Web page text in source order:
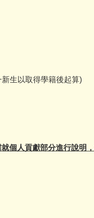
生以取得學籍後起算)
個人貢獻部分進行說明